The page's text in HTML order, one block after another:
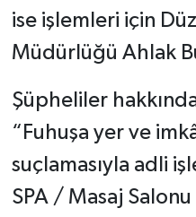
ise işlemleri için
Müdürlüğü Ahlak
Şüpheliler
“Fuhuşa yer ve
suçlamasıyla adli
SPA / Masaj